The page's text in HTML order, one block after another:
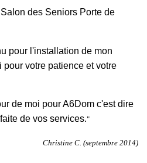
des Seniors Porte de
pour l'installation de mon
votre patience et votre
de moi pour A6Dom c'est dire
de vos services."
Christine C. (septembre 2014)